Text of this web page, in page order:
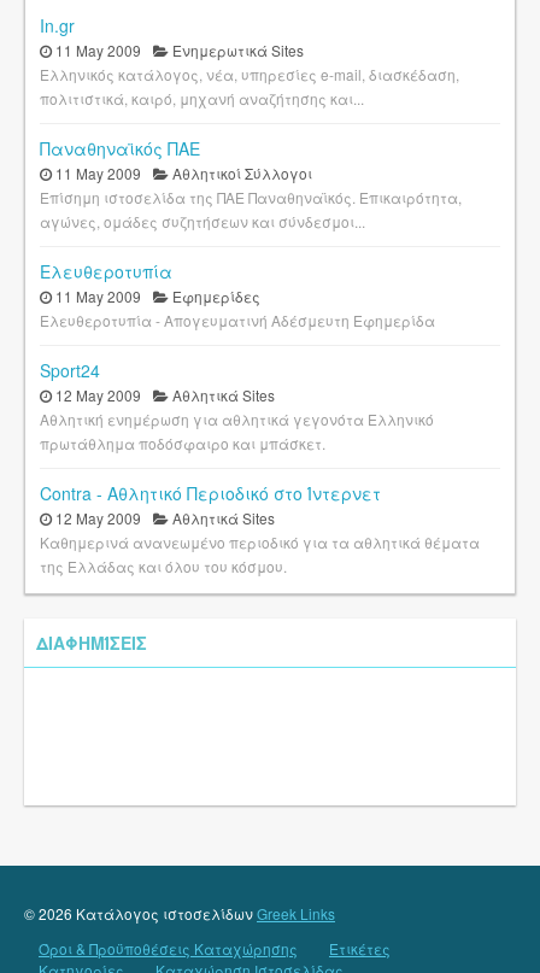
In.gr
11 May 2009
Ενημερωτικά Sites
Ελληνικός κατάλογος, νέα, υπηρεσίες e-mail, διασκέδαση,
πολιτιστικά, καιρό, μηχανή αναζήτησης και...
Παναθηναϊκός ΠΑΕ
11 May 2009
Αθλητικοί Σύλλογοι
Επίσημη ιστοσελίδα της ΠΑΕ Παναθηναϊκός. Επικαιρότητα,
αγώνες, ομάδες συζητήσεων και σύνδεσμοι...
Ελευθεροτυπία
11 May 2009
Εφημερίδες
Ελευθεροτυπία - Απογευματινή Αδέσμευτη Εφημερίδα
Sport24
12 May 2009
Αθλητικά Sites
Αθλητική ενημέρωση για αθλητικά γεγονότα Ελληνικό
πρωτάθλημα ποδόσφαιρο και μπάσκετ.
Contra - Αθλητικό Περιοδικό στο Ίντερνετ
12 May 2009
Αθλητικά Sites
Καθημερινά ανανεωμένο περιοδικό για τα αθλητικά θέματα
της Ελλάδας και όλου του κόσμου.
ΔΙΑΦΗΜΊΣΕΙΣ
© 2026 Κατάλογος ιστοσελίδωνGreek Links
Όροι & Προϋποθέσεις Καταχώρησης
Ετικέτες